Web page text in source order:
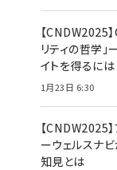
【CNDW2025
リティの哲学
イトを得るには
1月23日 6:30
【CNDW2025
ーウェルスナ
知見とは